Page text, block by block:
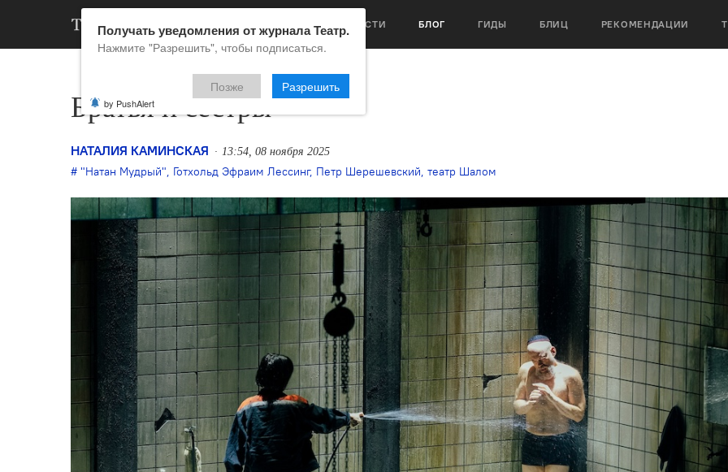
НОВОСТИ БЛОГ ГИДЫ БЛИЦ РЕКОМЕНДАЦИИ
Братья и сестры
НАТАЛИЯ КАМИНСКАЯ 13:54, 08 ноября 2025
"Натан Мудрый", Готхольд Эфраим Лессинг, Петр Шерешевский, театр Шалом
Получать уведомления от журнала Театр.
Нажмите "Разрешить", чтобы подписаться.
Позже Разрешить
by PushAlert